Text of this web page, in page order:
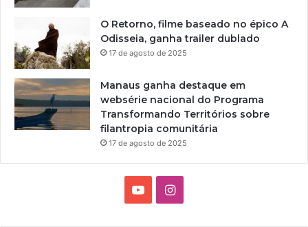
O Retorno, filme baseado no épico A
Odisseia, ganha trailer dublado
17 de agosto de 2025
Manaus ganha destaque em
websérie nacional do Programa
Transformando Territórios sobre
filantropia comunitária
17 de agosto de 2025
I